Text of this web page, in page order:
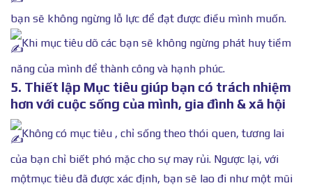
bạn sẽ không ngừng lỗ lực để đạt được điều mình muốn.
Khi mục tiêu dõ các bạn sẽ không ngừng phát huy tiềm
năng của mình để thành công và hạnh phúc.
5. Thiết lập Mục tiêu giúp bạn có trách nhiệm
hơn với cuộc sống của mình, gia đình & xã hội
Không có mục tiêu , chỉ sống theo thói quen, tương lai
của bạn chỉ biết phó mặc cho sự may rủi. Ngược lại, với
mộtmục tiêu đã được xác định, bạn sẽ lao đi như một mũi